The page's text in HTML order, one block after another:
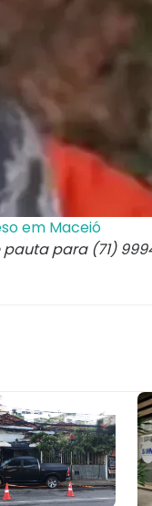
em Maceió
para (71)